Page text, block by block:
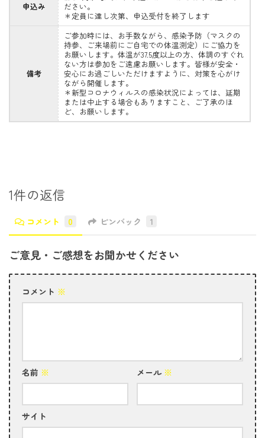
申込み
ださい。
＊定員に達し次第、申込受付を終了します
備考
ご参加時には、お手数ながら、感染予防（マスクの
持参、ご来場前にご自宅での体温測定）にご協力を
お願いします。体温が37.5度以上の方、体調のすぐれ
ない方は参加をご遠慮お願いします。皆様が安全・
安心にお過ごしいただけますように、対策を心がけ
ながら開催します。
＊新型コロナウィルスの感染状況によっては、延期
または中止する場合もありますこと、ご了承のほ
ど、お願いします。
1件の返信
コメント 0 ピンバック 1
ご意見・ご感想をお聞かせください
コメント ※
名前 ※ メール ※
サイト